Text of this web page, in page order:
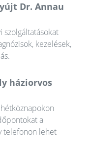
Dr. Annau
szolgáltatásokat
kezelések,
háziorvos
a
telefonon lehet